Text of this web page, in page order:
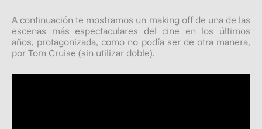
A continuación te mostramos un making off de una de las
escenas más espectaculares del cine en los últimos
años, protagonizada, como no podía ser de otra manera,
por Tom Cruise (sin utilizar doble).